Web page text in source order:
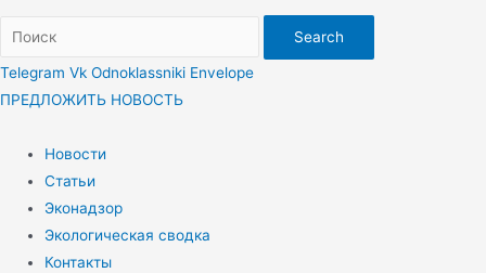
Search
Telegram Vk Odnoklassniki Envelope
ПРЕДЛОЖИТЬ НОВОСТЬ
Новости
Статьи
Эконадзор
Экологическая сводка
Контакты